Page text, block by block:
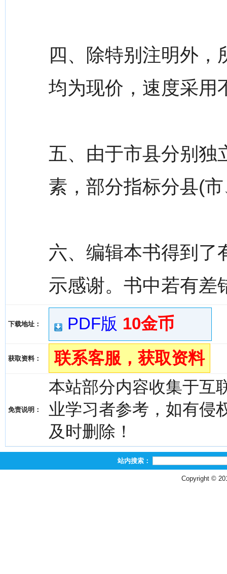
四、除特别注明外
均为现价，速度采用
五、由于市县分别独
素，部分指标分县(
六、编辑本书得到了
示感谢。书中若有差
下载地址： PDF版 10金币
获取资料： 联系客服，获取资料
免责说明：
本站部分内容收集于互
业学习者参考，如有侵
及时删除！
站内搜索：
Copyright ©